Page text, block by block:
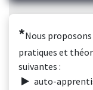
*Nous
pratiques et
suivantes :
auto-